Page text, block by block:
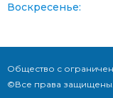
Воскресенье:
Общество с
©Все права